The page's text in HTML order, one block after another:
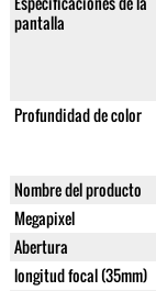
pantalla
Profundidad de color
Nombre del producto
Megapixel
Abertura
longitud focal (35mm)